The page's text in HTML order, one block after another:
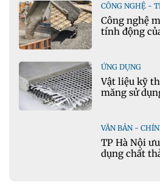
CÔNG NGHỆ -
Công nghệ
tính động
ỨNG DỤNG
Vật liệu kỹ
măng sử
VĂN BẢN -
TP Hà Nội
dụng chất